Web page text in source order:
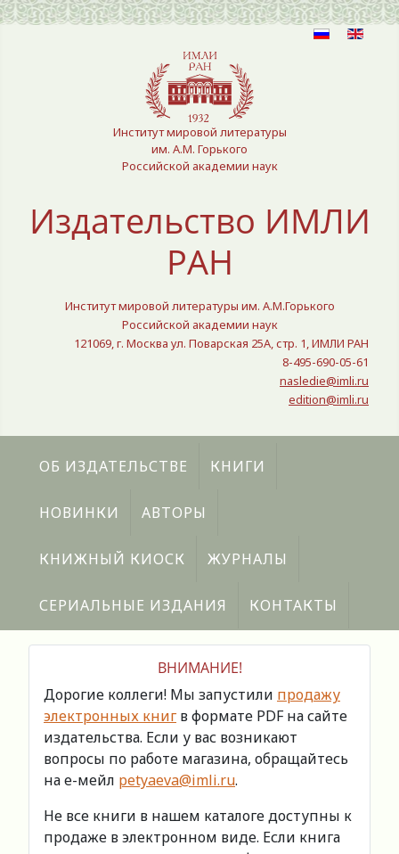
Выберите язык
Институт мировой литературы
им. А.М. Горького
Российской академии наук
Издательство ИМЛИ
РАН
Институт мировой литературы им. А.М.Горького
Российской академии наук
121069, г. Москва ул. Поварская 25A, стр. 1, ИМЛИ РАН
8-495-690-05-61
nasledie@imli.ru
edition@imli.ru
ОБ ИЗДАТЕЛЬСТВЕ КНИГИ
НОВИНКИ АВТОРЫ
КНИЖНЫЙ КИОСК ЖУРНАЛЫ
СЕРИАЛЬНЫЕ ИЗДАНИЯ КОНТАКТЫ
ВНИМАНИЕ!
Дорогие коллеги! Мы запустили продажу
электронных книг в формате PDF на сайте
издательства. Если у вас возникают
вопросы по работе магазина, обращайтесь
на е-мейл petyaeva@imli.ru.
Не все книги в нашем каталоге доступны к
продаже в электронном виде. Если книга